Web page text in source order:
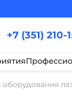
+7 (351) 210-